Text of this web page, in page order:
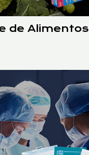
de Alimentos